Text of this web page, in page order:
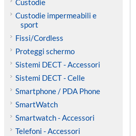
Custodie
Custodie impermeabili e
sport
Fissi/Cordless
Proteggi schermo
Sistemi DECT - Accessori
Sistemi DECT - Celle
Smartphone / PDA Phone
SmartWatch
Smartwatch - Accessori
Telefoni - Accessori